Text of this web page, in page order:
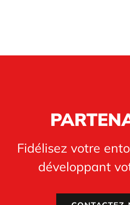
Fidélisez votre
développant